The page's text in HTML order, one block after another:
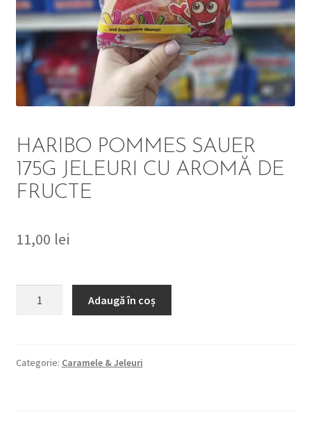
DETERGENT
SOLUȚII CURĂȚENIE
ÎNGRIJIRE
PERSONALĂ
HARIBO POMMES SAUER
175G JELEURI CU AROMĂ DE
FRUCTE
11,00 lei
175G
Adaugă în coș
Categorie: Caramele & Jeleuri